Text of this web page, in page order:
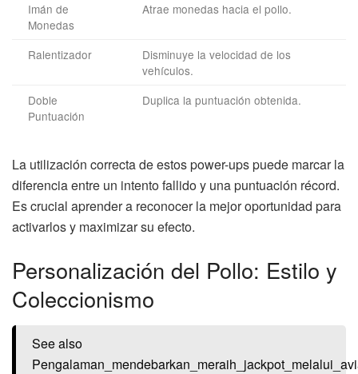
Imán de
Monedas
Atrae monedas hacia el pollo.
Ralentizador
Disminuye la velocidad de los
vehículos.
Doble
Puntuación
Duplica la puntuación obtenida.
La utilización correcta de estos power-ups puede marcar la
diferencia entre un intento fallido y una puntuación récord.
Es crucial aprender a reconocer la mejor oportunidad para
activarlos y maximizar su efecto.
Personalización del Pollo: Estilo y
Coleccionismo
See also